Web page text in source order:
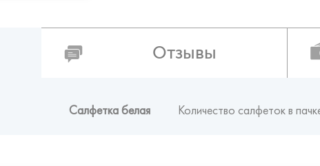
Отзывы
Салфетка белая Количество салфеток в пачке: